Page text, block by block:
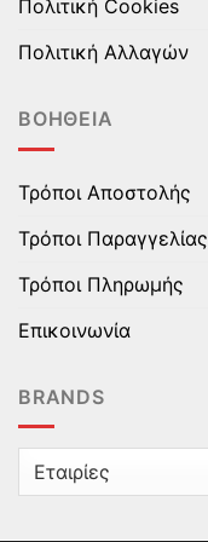
Πολιτική Cookies
Πολιτική Αλλαγών
ΒΟΉΘΕΙΑ
Τρόποι Αποστολής
Τρόποι Παραγγελίας
Τρόποι Πληρωμής
Επικοινωνία
BRANDS